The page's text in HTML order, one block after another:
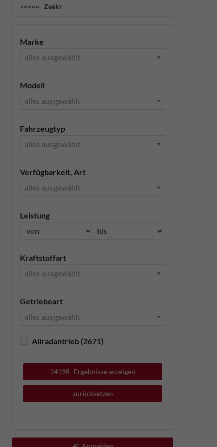
Zeekr
Marke
alles ausgewählt
Modell
alles ausgewählt
Fahrzeugtyp
alles ausgewählt
Verfügbarkeit, Art
alles ausgewählt
Leistung
Kraftstoffart
alles ausgewählt
Getriebeart
alles ausgewählt
Allradantrieb (2671)
14198 Ergebnisse anzeigen
zurücksetzen